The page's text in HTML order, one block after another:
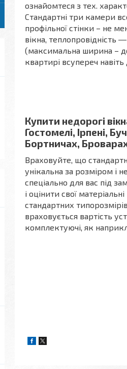
ознайомтеся з тех.
Стандартні три камери
профільної стінки – не
вікна,
(максимальна ширина –
квартирі всупереч
Купити недорогі
Гостомелі, Ірпені,
Бортничах,
Враховуйте, що
унікальна за розміром і
спеціально для вас під
і оцінити свої
стандартних
враховується вартість
комплектуючі, як